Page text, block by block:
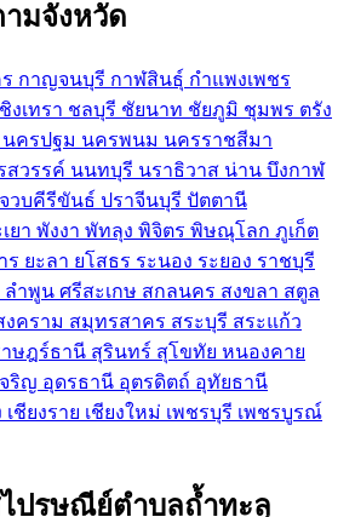
มจังหวัด
กาญจนบุรี กาฬสินธุ์ กำแพงเพชร
งเทรา ชลบุรี ชัยนาท ชัยภูมิ ชุมพร ตรัง
นครปฐม นครพนม นครราชสีมา
สวรรค์ นนทบุรี นราธิวาส น่าน บึงกาฬ
วบคีรีขันธ์ ปราจีนบุรี ปัตตานี
ยา พังงา พัทลุง พิจิตร พิษณุโลก ภูเก็ต
ร ยะลา ยโสธร ระนอง ระยอง ราชบุรี
ลำพูน ศรีสะเกษ สกลนคร สงขลา สตูล
คราม สมุทรสาคร สระบุรี สระแก้ว
ษฎร์ธานี สุรินทร์ สุโขทัย หนองคาย
ริญ อุดรธานี อุตรดิตถ์ อุทัยธานี
เชียงราย เชียงใหม่ เพชรบุรี เพชรบูรณ์
ปรษณีย์ตำบลถ้ำทะลุ